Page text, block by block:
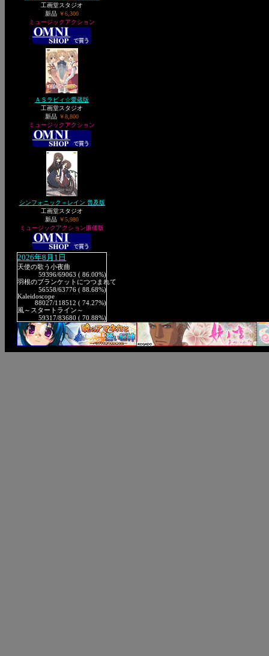
工画堂スタジオ
新品 ￥6,300
ミュージックアクション
ＡＳラビィ☆愛蔵版
工画堂スタジオ
新品 ￥8,800
ミュージックアクション
シンフォニック＝レイン 普及版
工画堂スタジオ
新品 ￥5,980
ミュージックアクション廉価版
2026年8月1日
天使の歌う小夜曲
59396/69063 ( 86.00%)
羽根のブランケットにつつまれて
56558/63776 ( 88.68%)
Kaleidoscope
88027/118512 ( 74.27%)
風～スタートライン～
59317/83680 ( 70.88%)